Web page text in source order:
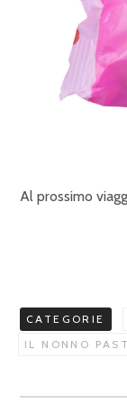
Al prossimo
CATEGORIE
IL NONNO